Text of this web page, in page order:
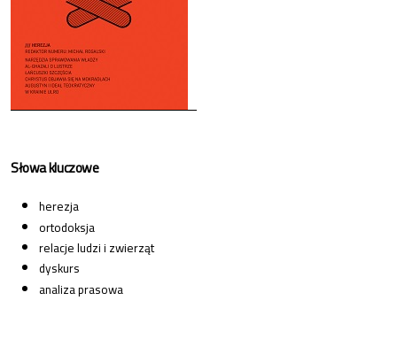
Słowa kluczowe
herezja
ortodoksja
relacje ludzi i zwierząt
dyskurs
analiza prasowa